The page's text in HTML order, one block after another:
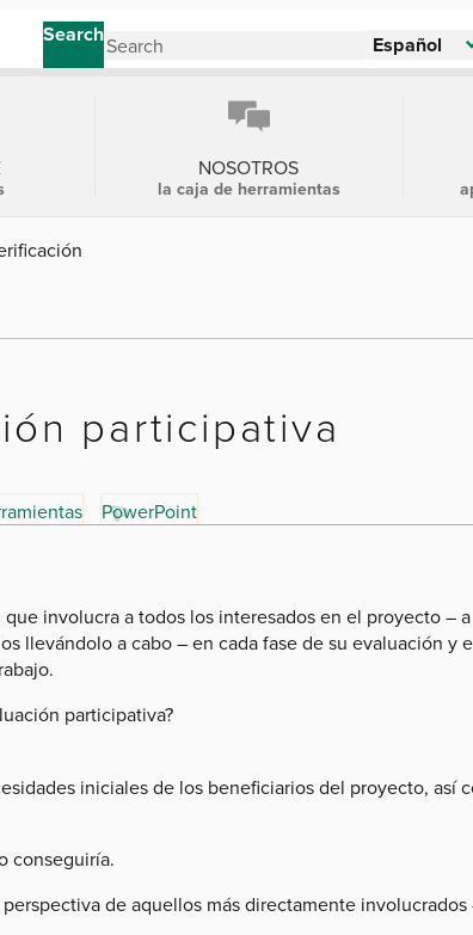
Search Español
NOSOTROS
la caja de herramientas
participativa
PowerPoint
que involucra a todos los interesados en el proyecto – a
llevándolo a cabo – en cada fase de su evaluación y
participativa?
iniciales de los beneficiarios del proyecto, así
conseguiría.
de aquellos más directamente involucrados